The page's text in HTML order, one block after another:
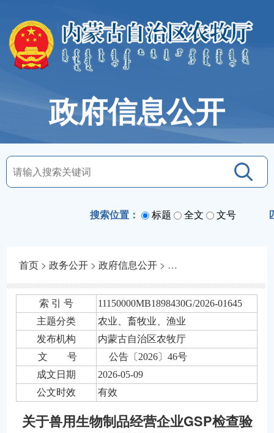
政府信息公开
搜索位置： 标题 全文 文号
首页 >政务公开 >政府信息公开 > 法定主动公开内容
索 引 号
11150000MB1898430G/2026-01645
主题分类
农业、畜牧业、渔业
发布机构
内蒙古自治区农牧厅
文 号
公告〔2026〕46号
成文日期
2026-05-09
公文时效
有效
关于兽用生物制品经营企业GSP检查验